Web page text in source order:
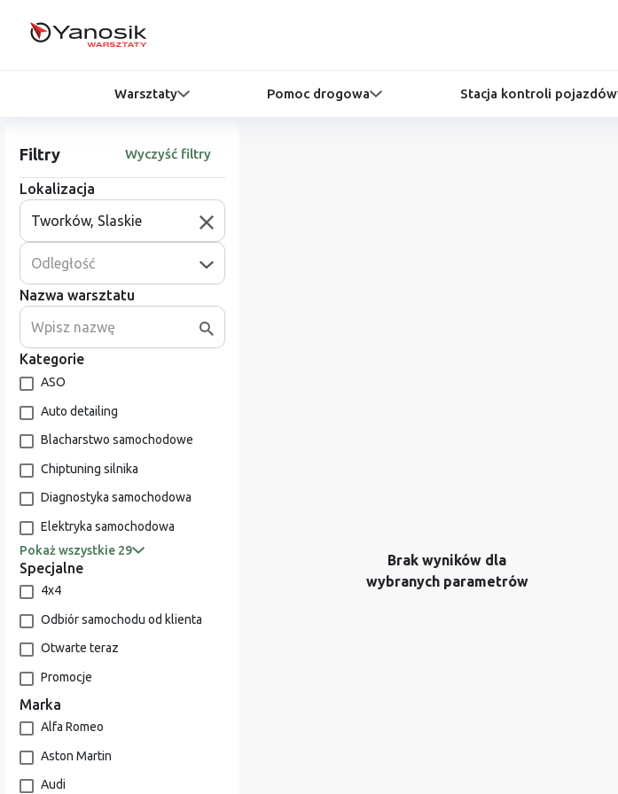
Warsztaty Pomoc drogowa Stacja kontroli pojazdów
Filtry Wyczyść filtry
Lokalizacja
Odległość
Nazwa warsztatu
Kategorie
ASO
Auto detailing
Blacharstwo samochodowe
Chiptuning silnika
Diagnostyka samochodowa
Elektryka samochodowa
Pokaż wszystkie 29
Specjalne
4x4
Odbiór samochodu od klienta
Otwarte teraz
Promocje
Marka
Alfa Romeo
Aston Martin
Audi
Brak wyników dla
wybranych parametrów